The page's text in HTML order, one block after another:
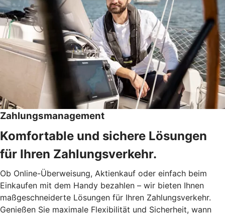
Zahlungsmanagement
Komfortable und sichere Lösungen
für Ihren Zahlungsverkehr.
Ob Online-Überweisung, Aktienkauf oder einfach beim
Einkaufen mit dem Handy bezahlen – wir bieten Ihnen
maßgeschneiderte Lösungen für Ihren Zahlungsverkehr.
Genießen Sie maximale Flexibilität und Sicherheit, wann